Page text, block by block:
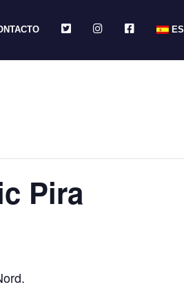
TWITTERINSTAGRAMFACEBOOK
Pira